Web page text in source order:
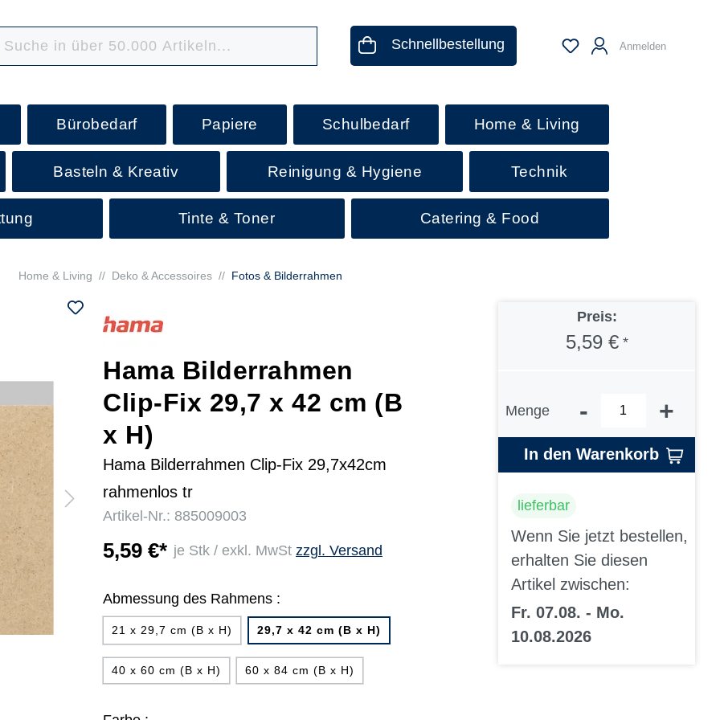
Schnellbestellung Anmelden
Bürobedarf Papiere Schulbedarf Home & Living
Basteln & Kreativ Reinigung & Hygiene Technik
Tinte & Toner Catering & Food
Home & Living // Deko & Accessoires // Fotos & Bilderrahmen
Hama Bilderrahmen
Clip-Fix 29,7 x 42 cm (B
x H)
Hama Bilderrahmen Clip-Fix 29,7x42cm
rahmenlos tr
Artikel-Nr.: 885009003
5,59 €* je Stk / exkl. MwSt zzgl. Versand
Abmessung des Rahmens :
21 x 29,7 cm (B x H) 29,7 x 42 cm (B x H)
40 x 60 cm (B x H) 60 x 84 cm (B x H)
Preis:
5,59 €*
Menge - +
In den Warenkorb
lieferbar
Wenn Sie jetzt bestellen,
erhalten Sie diesen
Artikel zwischen:
Fr. 07.08. - Mo.
10.08.2026